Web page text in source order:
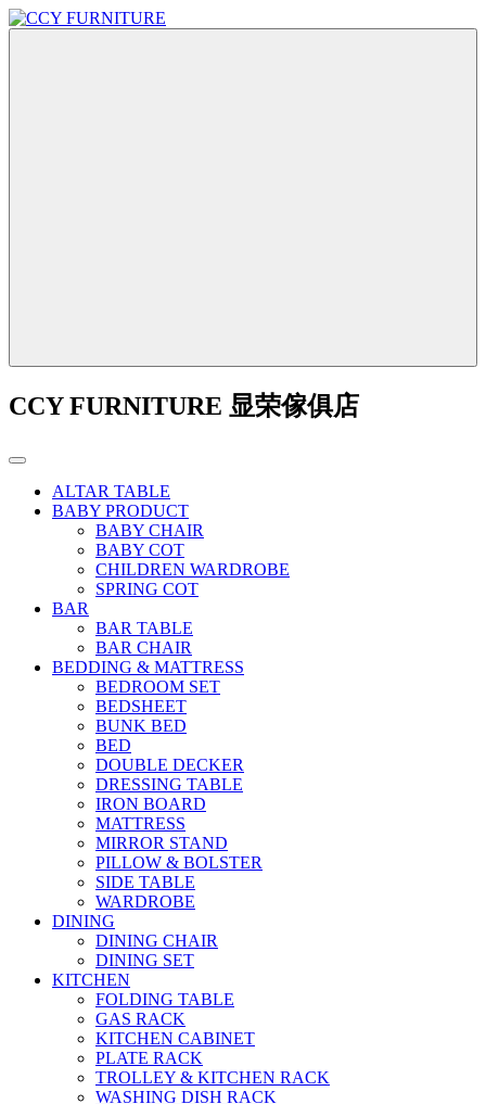
CCY FURNITURE 显荣傢俱店
ALTAR TABLE
BABY PRODUCT
BABY CHAIR
BABY COT
CHILDREN WARDROBE
SPRING COT
BAR
BAR TABLE
BAR CHAIR
BEDDING & MATTRESS
BEDROOM SET
BEDSHEET
BUNK BED
BED
DOUBLE DECKER
DRESSING TABLE
IRON BOARD
MATTRESS
MIRROR STAND
PILLOW & BOLSTER
SIDE TABLE
WARDROBE
DINING
DINING CHAIR
DINING SET
KITCHEN
FOLDING TABLE
GAS RACK
KITCHEN CABINET
PLATE RACK
TROLLEY & KITCHEN RACK
WASHING DISH RACK